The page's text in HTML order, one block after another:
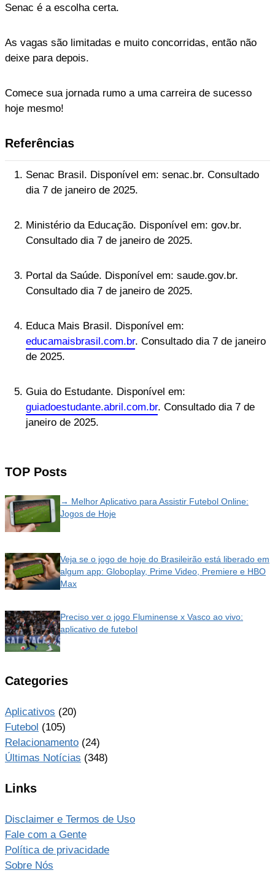
Senac é a escolha certa.
As vagas são limitadas e muito concorridas, então não
deixe para depois.
Comece sua jornada rumo a uma carreira de sucesso
hoje mesmo!
Referências
Senac Brasil. Disponível em: senac.br. Consultado
dia 7 de janeiro de 2025.
Ministério da Educação. Disponível em: gov.br.
Consultado dia 7 de janeiro de 2025.
Portal da Saúde. Disponível em: saude.gov.br.
Consultado dia 7 de janeiro de 2025.
Educa Mais Brasil. Disponível em:
educamaisbrasil.com.br. Consultado dia 7 de janeiro
de 2025.
Guia do Estudante. Disponível em:
guiadoestudante.abril.com.br. Consultado dia 7 de
janeiro de 2025.
TOP Posts
→ Melhor Aplicativo para Assistir Futebol Online:
Jogos de Hoje
Veja se o jogo de hoje do Brasileirão está liberado em
algum app: Globoplay, Prime Video, Premiere e HBO
Max
Preciso ver o jogo Fluminense x Vasco ao vivo:
aplicativo de futebol
Categories
Aplicativos (20)
Futebol (105)
Relacionamento (24)
Últimas Notícias (348)
Links
Disclaimer e Termos de Uso
Fale com a Gente
Política de privacidade
Sobre Nós